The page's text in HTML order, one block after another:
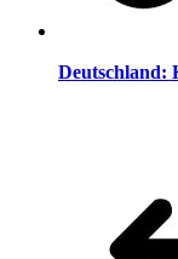
Deutschland: